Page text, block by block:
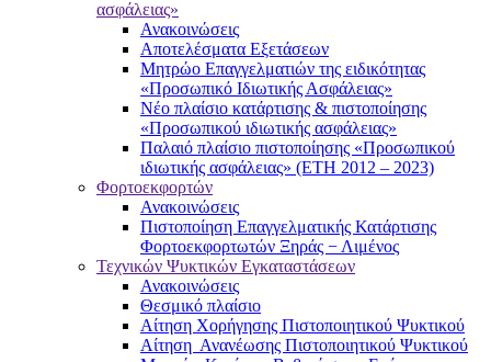
ασφάλειας»
Ανακοινώσεις
Αποτελέσματα Εξετάσεων
Μητρώο Επαγγελματιών της ειδικότητας
«Προσωπικό Ιδιωτικής Ασφάλειας»
Νέο πλαίσιο κατάρτισης & πιστοποίησης
«Προσωπικού ιδιωτικής ασφάλειας»
Παλαιό πλαίσιο πιστοποίησης «Προσωπικού
ιδιωτικής ασφάλειας» (ΕΤΗ 2012 – 2023)
Φορτοεκφορτών
Ανακοινώσεις
Πιστοποίηση Επαγγελματικής Κατάρτισης
Φορτοεκφορτωτών Ξηράς − Λιμένος
Τεχνικών Ψυκτικών Εγκαταστάσεων
Ανακοινώσεις
Θεσμικό πλαίσιο
Αίτηση Χορήγησης Πιστοποιητικού Ψυκτικού
Αίτηση Ανανέωσης Πιστοποιητικού Ψυκτικού